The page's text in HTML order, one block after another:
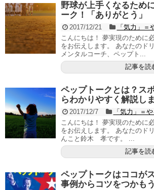
野球が上手くなるため
ーク！「ありがとう」
2017/12/21
「気力」＝
こんにちは！ 夢実現のために
をお伝えします。 あなたのド
メンタルコーチ、ペップト...
記事を読
ペップトークとは？ス
らわかりやすく解説し
2017/12/7
「気力」＝
こんにちは！ 夢実現のために
をお伝えします。 あなたのド
んこと鈴木 孝です。 ...
記事を読
ペップトークはココが
事例からコツをつかもう